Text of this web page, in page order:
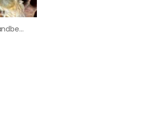
Buckfast Bienenkönigin Standbegattet